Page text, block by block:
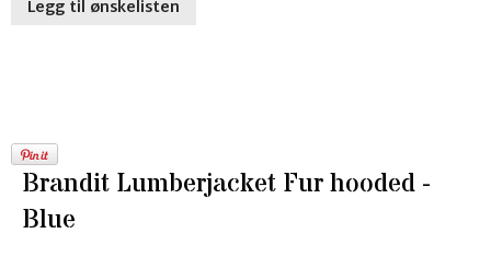
Legg til ønskelisten
Brandit Lumberjacket Fur hooded -
Blue